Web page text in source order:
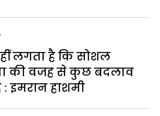
लगता है कि सोशल
की वजह से कुछ बदलाव
: इमरान हाशमी